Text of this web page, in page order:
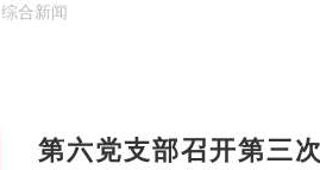
综合新闻
第六党支部召开第三